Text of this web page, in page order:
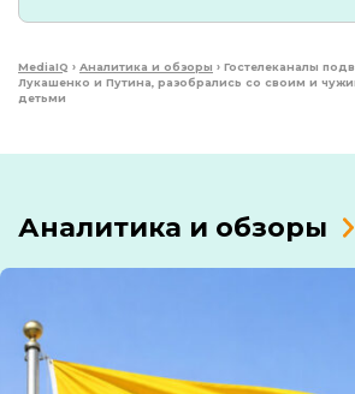
MediaIQ › Аналитика и обзоры › Гостелеканалы
Лукашенко и Путина, разобрались со своим и
детьми
Аналитика и обзоры